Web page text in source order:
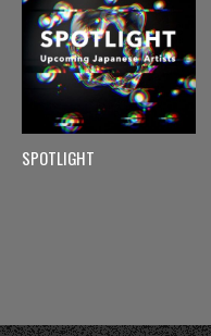
SPOTLIGHT